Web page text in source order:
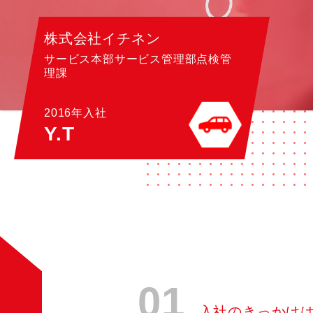
株式会社イチネン
サービス本部サービス管理部点検管
理課
2016年入社
Y.T
01